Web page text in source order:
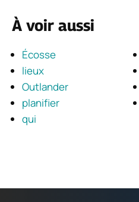
À voir aussi
Écosse
lieux
Outlander
planifier
qui